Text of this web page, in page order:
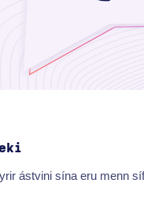
ástvini sína eru menn